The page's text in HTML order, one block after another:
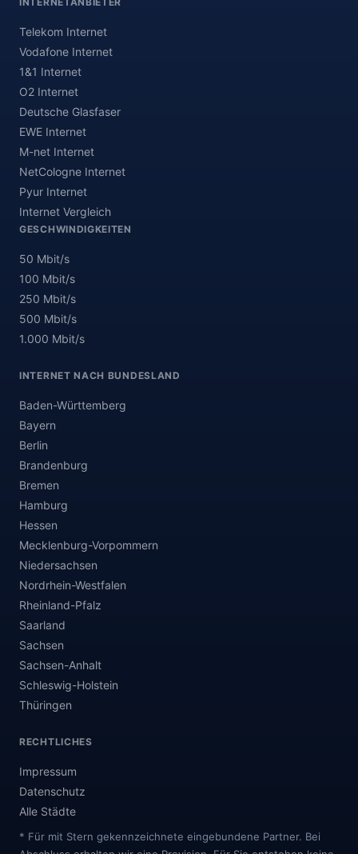
Telekom Internet
Vodafone Internet
1&1 Internet
O2 Internet
Deutsche Glasfaser
EWE Internet
M-net Internet
NetCologne Internet
Pyur Internet
Internet Vergleich
GESCHWINDIGKEITEN
50 Mbit/s
100 Mbit/s
250 Mbit/s
500 Mbit/s
1.000 Mbit/s
INTERNET NACH BUNDESLAND
Baden-Württemberg
Bayern
Berlin
Brandenburg
Bremen
Hamburg
Hessen
Mecklenburg-Vorpommern
Niedersachsen
Nordrhein-Westfalen
Rheinland-Pfalz
Saarland
Sachsen
Sachsen-Anhalt
Schleswig-Holstein
Thüringen
RECHTLICHES
Impressum
Datenschutz
Alle Städte
* Für mit Stern gekennzeichnete eingebundene Partner. Bei